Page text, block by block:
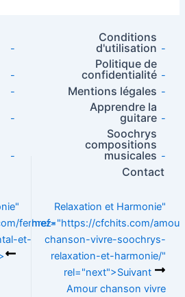
dI
n
d
o
n
A
p
p
g
er
-
-
-
-
-
fermez-
et-
Conditions
d'utilisation -
Politique de
confidentialité -
Mentions légales -
Apprendre la
guitare -
Soochrys
compositions
musicales -
Contact
Relaxation et Harmonie"
href="https://cfchits.com/
chanson-vivre-soochrys-
relaxation-et-harmonie/"
rel="next">Suivant
Amour chanson vivre